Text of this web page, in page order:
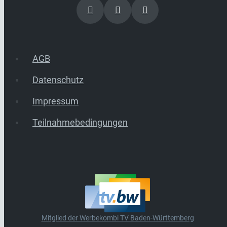
AGB
Datenschutz
Impressum
Teilnahmebedingungen
Mitglied der Werbekombi TV Baden-Württemberg